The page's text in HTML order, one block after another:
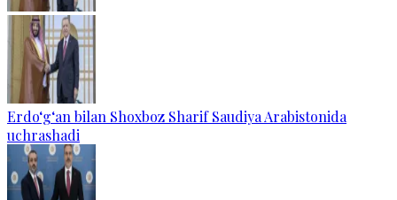
Erdo‘g‘an bilan Shoxboz Sharif Saudiya Arabistonida
uchrashadi